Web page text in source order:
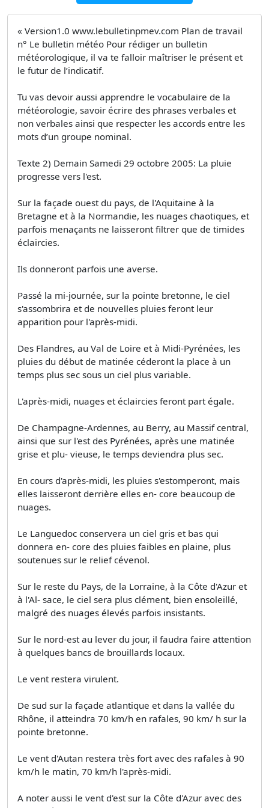
« Version1.0 www.lebulletinpmev.com Plan de travail
n° Le bulletin météo Pour rédiger un bulletin
météorologique, il va te falloir maîtriser le présent et
le futur de l’indicatif.
Tu vas devoir aussi apprendre le vocabulaire de la
météorologie, savoir écrire des phrases verbales et
non verbales ainsi que respecter les accords entre les
mots d’un groupe nominal.
Texte 2) Demain Samedi 29 octobre 2005: La pluie
progresse vers l'est.
Sur la façade ouest du pays, de l'Aquitaine à la
Bretagne et à la Normandie, les nuages chaotiques, et
parfois menaçants ne laisseront filtrer que de timides
éclaircies.
Ils donneront parfois une averse.
Passé la mi-journée, sur la pointe bretonne, le ciel
s'assombrira et de nouvelles pluies feront leur
apparition pour l'après-midi.
Des Flandres, au Val de Loire et à Midi-Pyrénées, les
pluies du début de matinée céderont la place à un
temps plus sec sous un ciel plus variable.
L'après-midi, nuages et éclaircies feront part égale.
De Champagne-Ardennes, au Berry, au Massif central,
ainsi que sur l'est des Pyrénées, après une matinée
grise et plu- vieuse, le temps deviendra plus sec.
En cours d'après-midi, les pluies s'estomperont, mais
elles laisseront derrière elles en- core beaucoup de
nuages.
Le Languedoc conservera un ciel gris et bas qui
donnera en- core des pluies faibles en plaine, plus
soutenues sur le relief cévenol.
Sur le reste du Pays, de la Lorraine, à la Côte d'Azur et
à l'Al- sace, le ciel sera plus clément, bien ensoleillé,
malgré des nuages élevés parfois insistants.
Sur le nord-est au lever du jour, il faudra faire attention
à quelques bancs de brouillards locaux.
Le vent restera virulent.
De sud sur la façade atlantique et dans la vallée du
Rhône, il atteindra 70 km/h en rafales, 90 km/ h sur la
pointe bretonne.
Le vent d'Autan restera très fort avec des rafales à 90
km/h le matin, 70 km/h l'après-midi.
A noter aussi le vent d'est sur la Côte d'Azur avec des